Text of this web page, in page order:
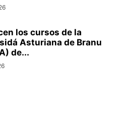
los cursos de la
Asturiana de Branu
de...